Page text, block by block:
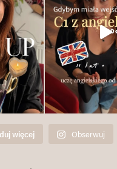
więcej Obserwuj